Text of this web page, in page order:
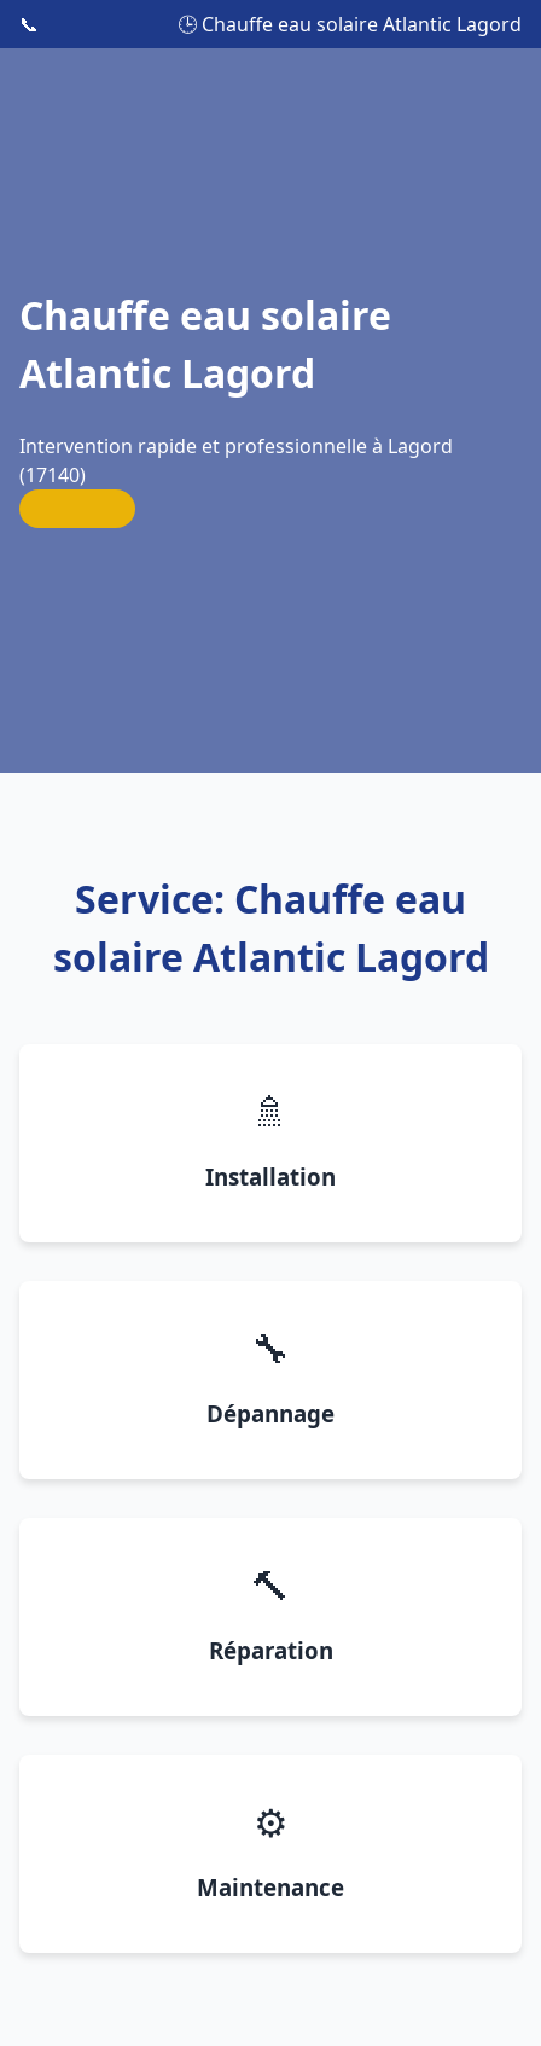
📞 🕒 Chauffe eau solaire Atlantic Lagord
Chauffe eau solaire
Atlantic Lagord
Intervention rapide et professionnelle à Lagord
(17140)
Service: Chauffe eau
solaire Atlantic Lagord
🚿
Installation
🔧
Dépannage
🔨
Réparation
⚙️
Maintenance